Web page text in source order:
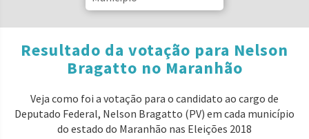
Resultado da votação para Nelson
Bragatto no Maranhão
Veja como foi a votação para o candidato ao cargo de
Deputado Federal, Nelson Bragatto (PV) em cada município
do estado do Maranhão nas Eleições 2018